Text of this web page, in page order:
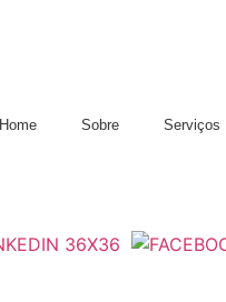
Home Sobre Serviços